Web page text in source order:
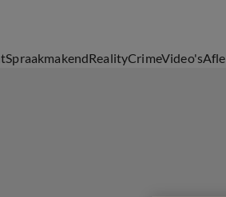
SpraakmakendRealityCrimeVideo's